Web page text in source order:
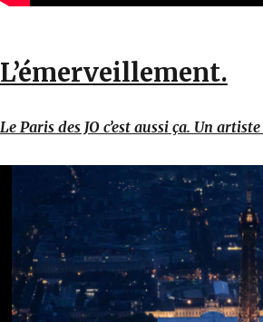
L’émerveillement.
Le Paris des JO c’est aussi ça. Un